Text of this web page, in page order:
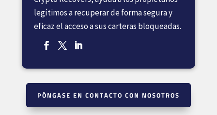
legítimos a recuperar de forma segura y
eficaz el acceso a sus carteras bloqueadas.
PÓNGASE EN CONTACTO CON NOSOTROS